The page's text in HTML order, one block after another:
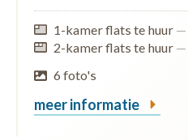
1-kamer flats te huur —
2-kamer flats te huur —
6 foto's
meer informatie